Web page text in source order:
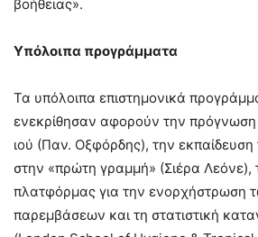
βοήθειας».
Υπόλοιπα προγράμματα
Τα υπόλοιπα επιστημονικά
ενεκρίθησαν αφορούν την
ιού (Παν. Οξφόρδης), την
στην «πρώτη γραμμή» (Σιέρα Λεόνε),
πλατφόρμας για την ενορχήστρωση
παρεμβάσεων και τη στατιστική